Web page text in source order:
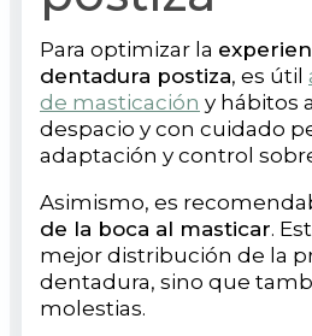
Para optimizar la
dentadura postiza, es útil
de masticación y hábitos
despacio y con cuidado
adaptación y control
Asimismo, es
de la boca al masticar.
mejor distribución de la
dentadura, sino que
molestias.